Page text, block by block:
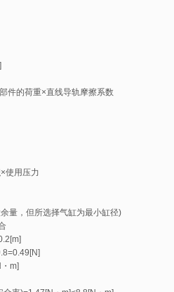
件的荷重×直线导轨摩擦系数
使用压力
量，但所选择气缸为最小缸径)
m]